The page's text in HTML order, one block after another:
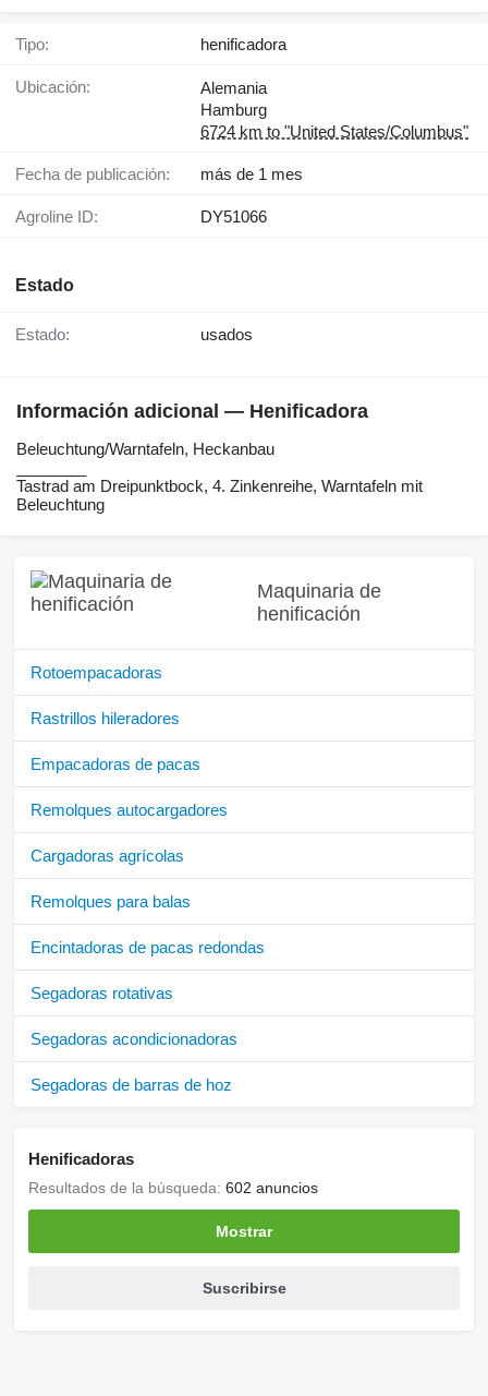
Tipo: henificadora
Ubicación:
Alemania
Hamburg
6724 km to "United States/Columbus"
Fecha de publicación: más de 1 mes
Agroline ID: DY51066
Estado
Estado: usados
Información adicional — Henificadora
Beleuchtung/Warntafeln, ​​​​​​​​​‌‌​​​​‌​​​​​​​​​‌‌‌​‌​‌​​​​​​​​​‌‌‌​‌​​​​​​​​​​​‌‌​‌‌‌‌​​​​​​​​​‌‌​‌‌​​​​​​​​​​​‌‌​‌​​‌​​​​​​​​​‌‌​‌‌‌​​​​​​​​​​‌‌​​‌​‌Heckanbau
Tastrad am Dreipunktbock, 4. Zinkenreihe, Warntafeln mit
Beleuchtung
Maquinaria de
henificación
Rotoempacadoras
Rastrillos hileradores
Empacadoras de pacas
Remolques autocargadores
Cargadoras agrícolas
Remolques para balas
Encintadoras de pacas redondas
Segadoras rotativas
Segadoras acondicionadoras
Segadoras de barras de hoz
Henificadoras
Resultados de la búsqueda: 602 anuncios
Mostrar
Suscribirse